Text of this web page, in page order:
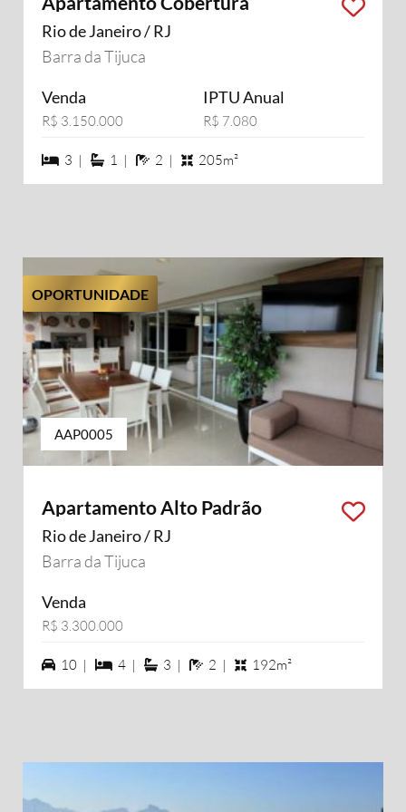
Rio de Janeiro / RJ
Barra da Tijuca
Venda
R$ 3.150.000
IPTU Anual
R$ 7.080
3 dormiórios
3 | 1 suítes
1 | 2 banheiros
2 | 205m²
OPORTUNIDADE
AAP0005
Apartamento Alto Padrão
Rio de Janeiro / RJ
Barra da Tijuca
Venda
R$ 3.300.000
10 vagas na garagem
10 | 4 dormiórios
4 | 3 suítes
3 | 2 banheiros
2 | 192m²